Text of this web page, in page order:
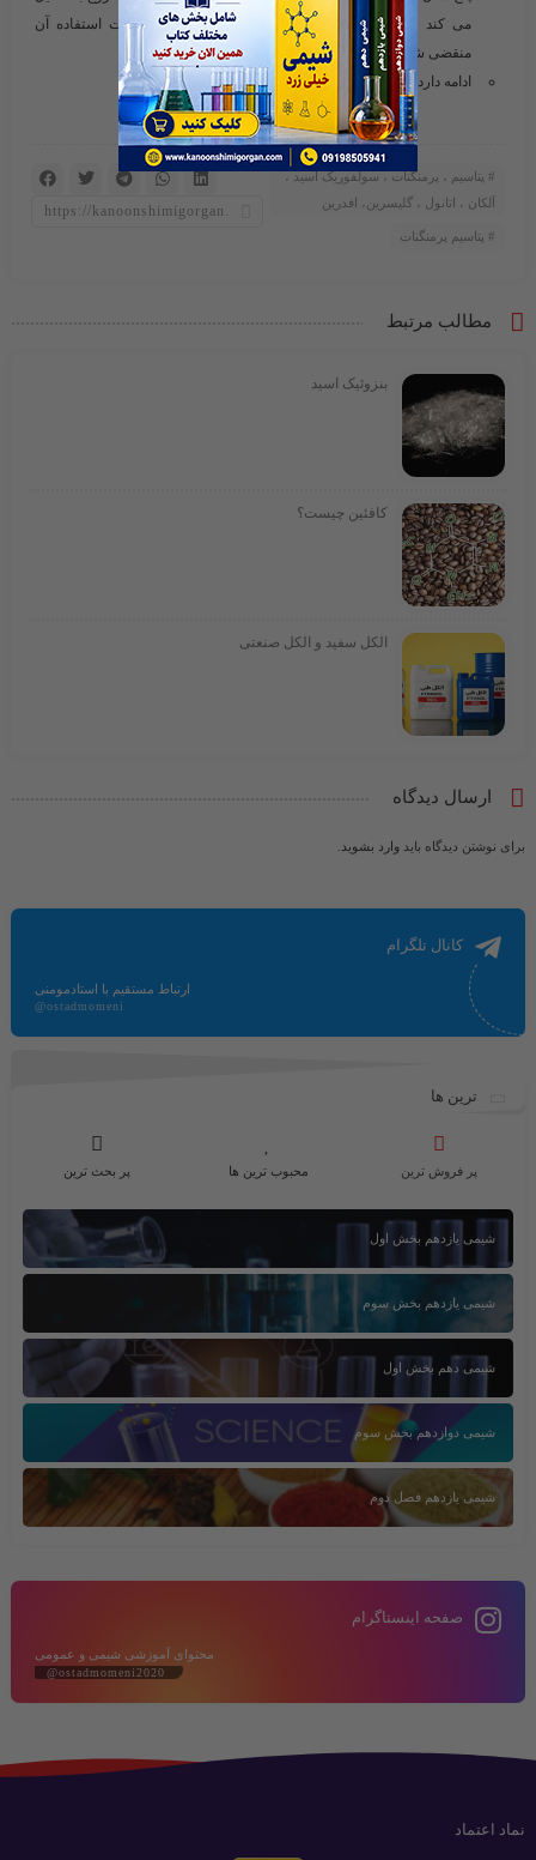
می کند و ممکن است فقط یک سال طول بکشد تا مهلت استفاده آن
منقضی شود .
ادامه دارد ………………
پتاسیم ، پرمنگنات ، سولفوریک اسید ،
آلکان ، اتانول ، گلیسرین، افدرین
پتاسیم پرمنگنات
مطالب مرتبط
بنزوئیک اسید
کافئین چیست؟
الکل سفید و الکل صنعتی
ارسال دیدگاه
برای نوشتن دیدگاه باید وارد بشوید
کانال تلگرام
ارتباط مستقیم با استادمومنی
@ostadmomeni
ترین ها
پر فروش ترین محبوب ترین ها پر بحث ترین
شیمی یازدهم بخش اول
شیمی یازدهم بخش سوم
شیمی دهم بخش اول
شیمی دوازدهم بخش سوم
شیمی یازدهم فصل دوم
صفحه اینستاگرام
محتوای آموزشی شیمی و عمومی
@ostadmomeni2020
نماد اعتماد